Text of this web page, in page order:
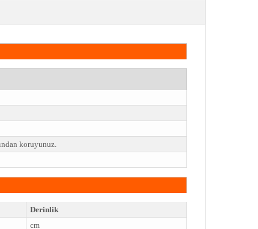
koruyunuz.
Derinlik
cm